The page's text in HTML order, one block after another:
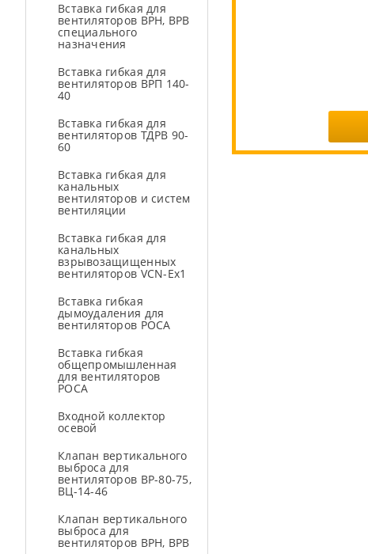
Вставка гибкая для
вентиляторов ВРН, ВРВ
специального
назначения
Вставка гибкая для
вентиляторов ВРП 140-
40
Вставка гибкая для
вентиляторов ТДРВ 90-
60
Вставка гибкая для
канальных
вентиляторов и систем
вентиляции
Вставка гибкая для
канальных
взрывозащищенных
вентиляторов VCN-Ex1
Вставка гибкая
дымоудаления для
вентиляторов РОСА
Вставка гибкая
общепромышленная
для вентиляторов
РОСА
Входной коллектор
осевой
Клапан вертикального
выброса для
вентиляторов ВР-80-75,
ВЦ-14-46
Клапан вертикального
выброса для
вентиляторов ВРН, ВРВ